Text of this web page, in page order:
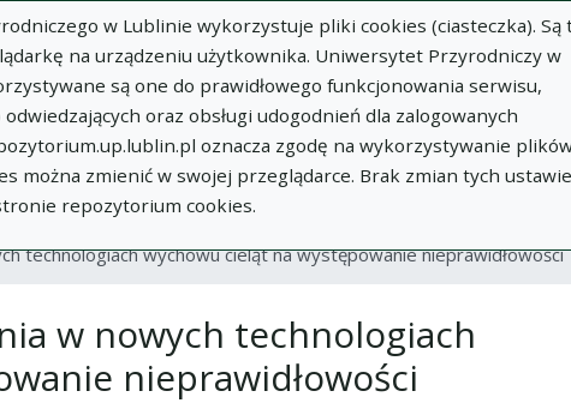
w Lublinie wykorzystuje pliki cookies (ciasteczka). Są
na urządzeniu użytkownika. Uniwersytet Przyrodniczy w
są one do prawidłowego funkcjonowania serwisu,
oraz obsługi udogodnień dla zalogowanych
oznacza zgodę na wykorzystywanie
można zmienić w swojej przeglądarce. Brak zmian tych
repozytorium cookies.
w
Dodaj
publikację
O
Repozytorium
Dokumenty
technologiach wychowu cieląt na występowanie nieprawidłowości
w nowych technologiach
nieprawidłowości